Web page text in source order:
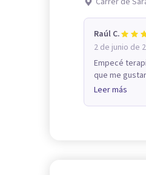
Raúl C.
2 de junio de
Empecé
que me
Leer más